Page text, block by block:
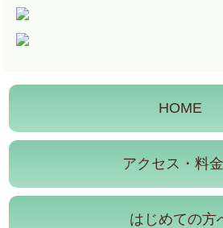
HOME
アクセス・料
はじめての方